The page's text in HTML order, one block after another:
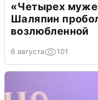
«Четырех
Шаляпин
возлюбленной
6 августа 101